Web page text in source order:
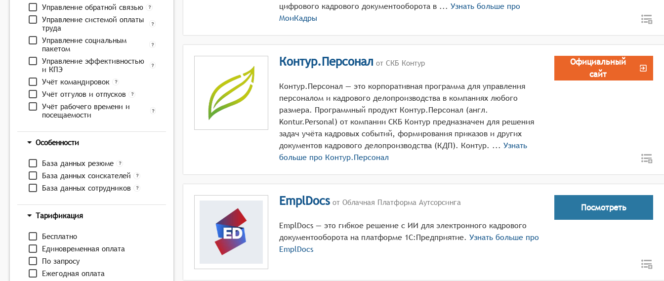
Управление обратной связью
Управление системой оплаты
труда
Управление социальным
пакетом
Управление эффективностью
и КПЭ
Учёт командировок
Учёт отгулов и отпусков
Учёт рабочего времени и
посещаемости
Особенности
База данных резюме
База данных соискателей
База данных сотрудников
Тарификация
Бесплатно
Единовременная оплата
По запросу
Ежегодная оплата
цифрового кадрового документооборота в ... Узнать больше про
МоиКадры
Контур.Персонал от СКБ Контур
Контур.Персонал — это корпоративная программа для управления
персоналом и кадрового делопроизводства в компаниях любого
размера. Программный продукт Контур.Персонал (англ.
Kontur.Personal) от компании СКБ Контур предназначен для решения
задач учёта кадровых событий, формирования приказов и других
документов кадрового делопроизводства (КДП). Контур. ... Узнать
больше про Контур.Персонал
Официальный
сайт
EmplDocs от Облачная Платформа Аутсорсинга
EmplDocs — это гибкое решение с ИИ для электронного кадрового
документооборота на платформе 1С:Предприятие. Узнать больше про
EmplDocs
Посмотреть